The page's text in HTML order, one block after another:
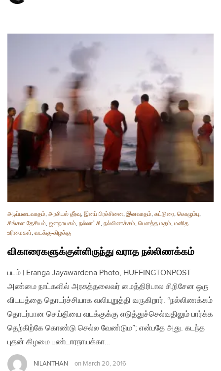
அடிப்படைவாதம், அரசியல் தீர்வு, இனப் பிரச்சினை, இனவாதம், கட்டுரை, கொழும்பு,
சிங்கள தேசியம், ஜனநாயகம், நல்லாட்சி, நல்லிணக்கம், பௌத்த மதம், மனித
உரிமைகள், வடக்கு-கிழக்கு
விகாரைகளுக்குள்ளிருந்து வராத நல்லிணக்கம்
படம் | Eranga Jayawardena Photo, HUFFINGTONPOST
அண்மை நாட்களில் அரசுத்தலைவர் மைத்திரிபால சிறிசேன ஒரு
விடயத்தை தொடர்ச்சியாக வலியுறுத்தி வருகிறார். “நல்லிணக்கம்
தொடர்பான செய்தியை வடக்குக்கு எடுத்துச்செல்வதிலும் பார்க்க
தெற்கிற்கே கொண்டு செல்ல வேண்டும”; என்பதே அது. கடந்த
புதன் கிழமை பண்டாரநாயக்கா…
NILANTHAN on March 20, 2016